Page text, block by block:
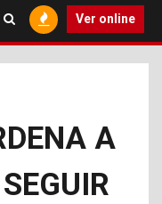
Ver online
A